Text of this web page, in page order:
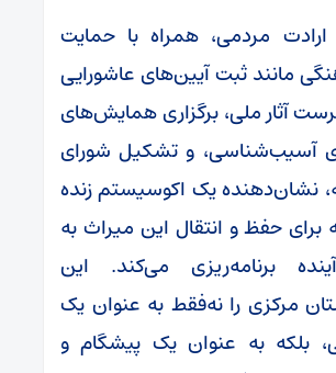
مردمی، همراه با حمایت
مانند ثبت آیین‌های عاشورایی
آثار ملی، برگزاری همایش‌های
آسیب‌شناسی، و تشکیل شورای
نشان‌دهنده یک اکوسیستم زنده
حفظ و انتقال این میراث به
برنامه‌ریزی می‌کند. این
مرکزی را نه‌فقط به عنوان یک
بلکه به عنوان یک پیشگام و